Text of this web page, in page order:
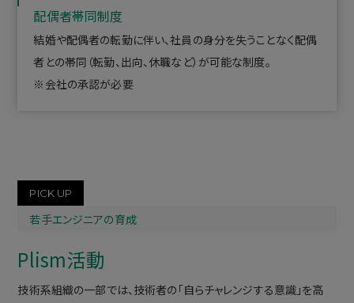
配偶者帯同制度
結婚や配偶者の転勤に伴い、社員の身分を失うことなく配偶
者との帯同（転勤、出向、休職など）が可能な制度。
※会社の承認が必要
PICK UP
若手エンジニアの育成
Plism活動
技術系組織の一部では、技術者の「自らチャレンジする意識」を高